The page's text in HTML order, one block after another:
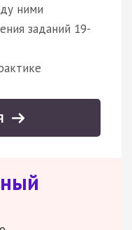
ними
заданий 19-